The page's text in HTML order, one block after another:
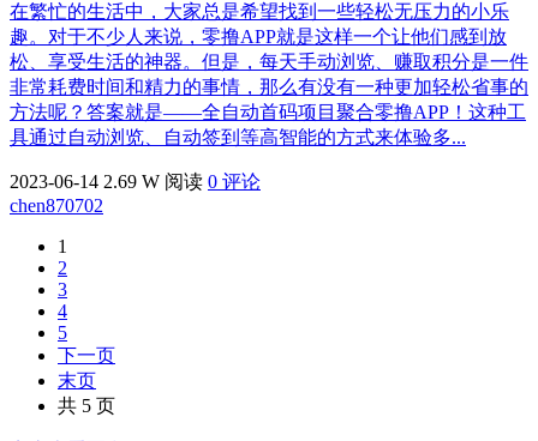
在繁忙的生活中，大家总是希望找到一些轻松无压力的小乐
趣。对于不少人来说，零撸APP就是这样一个让他们感到放
松、享受生活的神器。但是，每天手动浏览、赚取积分是一件
非常耗费时间和精力的事情，那么有没有一种更加轻松省事的
方法呢？答案就是——全自动首码项目聚合零撸APP！这种工
具通过自动浏览、自动签到等高智能的方式来体验多...
2023-06-14 2.69 W 阅读 0 评论
chen870702
1
2
3
4
5
下一页
末页
共 5 页